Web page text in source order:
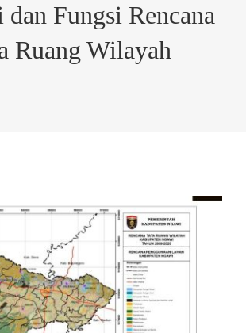
Desain Perencanaan
Fungsi Rencana
Ruang Wilayah